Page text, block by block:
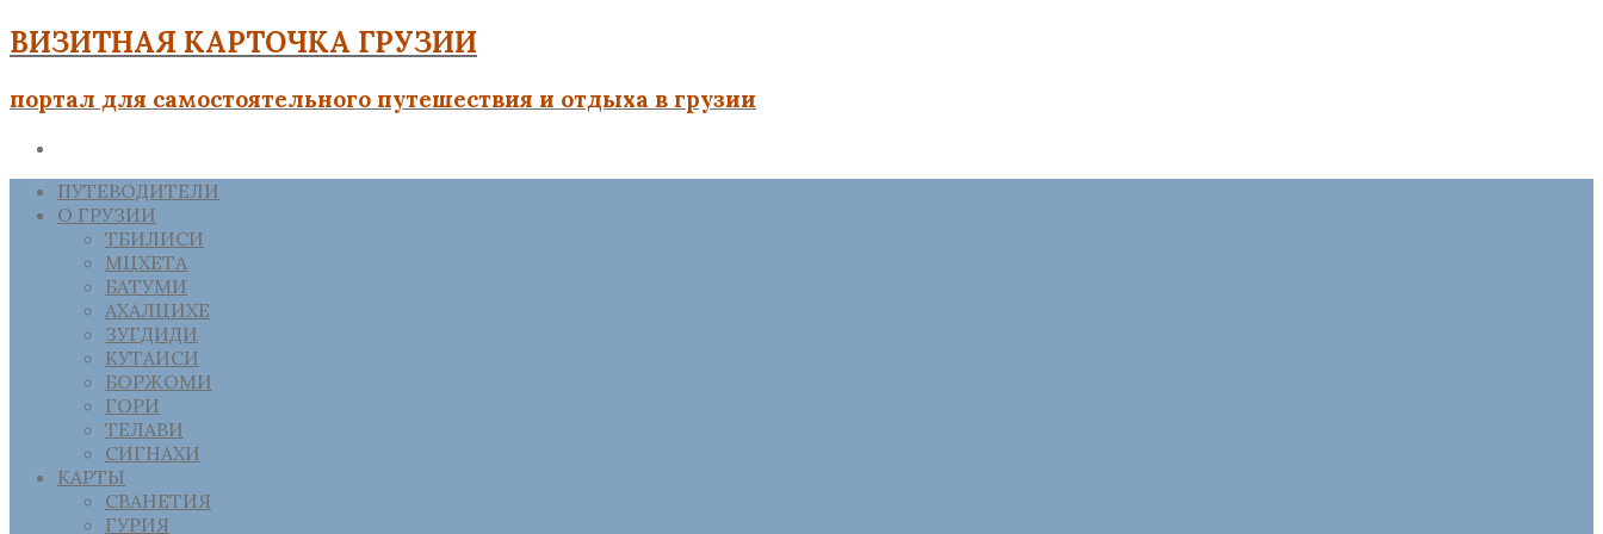
ВИЗИТНАЯ КАРТОЧКА ГРУЗИИ
портал для самостоятельного путешествия и отдыха в грузии
ПУТЕВОДИТЕЛИ
О ГРУЗИИ
ТБИЛИСИ
МЦХЕТА
БАТУМИ
АХАЛЦИХЕ
ЗУГДИДИ
КУТАИСИ
БОРЖОМИ
ГОРИ
ТЕЛАВИ
СИГНАХИ
КАРТЫ
СВАНЕТИЯ
ГУРИЯ